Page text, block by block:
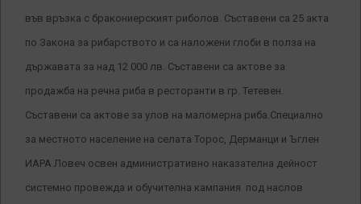
във връзка с бракониерският риболов. Съставени са 25 акта
по Закона за рибарството и са наложени глоби в полза на
държавата за над 12 000 лв. Съставени са актове за
продажба на речна риба в ресторанти в гр. Тетевен.
Съставени са актове за улов на маломерна риба.Специално
за местното население на селата Торос, Дерманци и Ъглен
ИАРА Ловеч освен административно наказателна дейност
системно провежда и обучителна кампания под наслов